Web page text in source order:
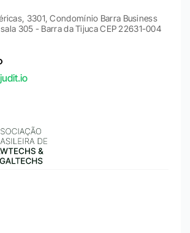
3301, Condomínio Barra Business
305 - Barra da Tijuca CEP 22631-004